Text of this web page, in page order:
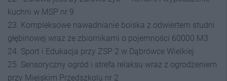
kuchni w MSP nr 9
23. Kompleksowe nawadnianie boiska z odwiertem studni
głębinowej wraz ze zbiornikami o pojemności 60000 M3
24. Sport i Edukacja przy ZSP 2 w Dąbrówce Wielkiej
25. Sensoryczny ogród i strefa relaksu wraz z ogrodzeniem
przy Miejskim Przedszkolu nr 2